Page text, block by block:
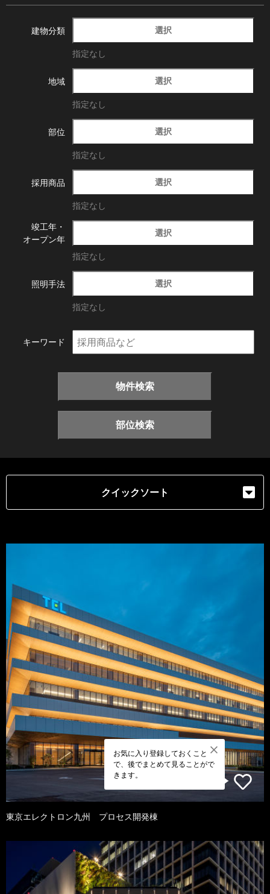
建物分類 選択
指定なし
地域 選択
指定なし
部位 選択
指定なし
採用商品 選択
指定なし
竣工年・
オープン年
選択
指定なし
照明手法 選択
指定なし
キーワード
物件検索
部位検索
クイックソート
お気に入り登録しておくこと
で、後でまとめて見ることがで
きます。
東京エレクトロン九州 プロセス開発棟